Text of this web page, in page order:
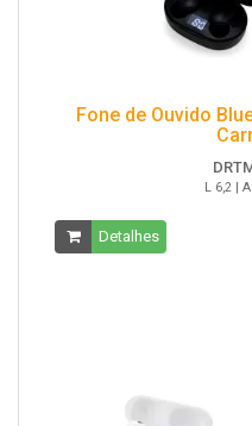
Fone de Ouvido
L 6,2 |
Detalhes